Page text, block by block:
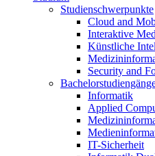
Studienschwerpunkte
Cloud and
Interaktive
Künstliche
Security and
Informatik
Applied
IT-Sicherheit